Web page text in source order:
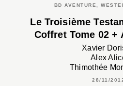
BD AVENTURE,
Le Troisième
Coffret Tome 02 +
Xavier
Alex
Thimothée
28/11/